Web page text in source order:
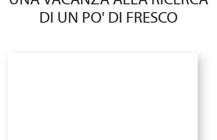
DI UN PO' DI FRESCO